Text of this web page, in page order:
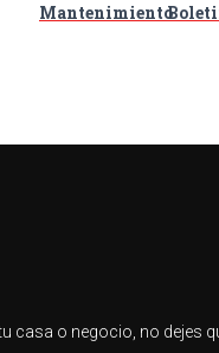
Mantenimiento
casa o negocio, no dejes